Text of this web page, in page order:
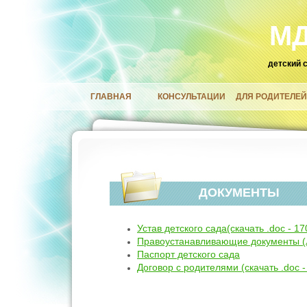
детский
ГЛАВНАЯ КОНСУЛЬТАЦИИ ДЛЯ РОДИТЕЛЕЙ
ДОКУМЕНТЫ
Устав детского сада(скачать .doc -
Правоустанавливающие документы
Паспорт детского сада
Договор с родителями (скачать .doc